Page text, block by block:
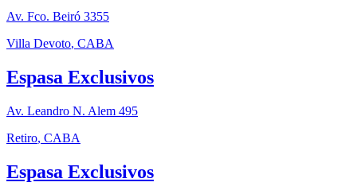
Av. Fco. Beiró 3355
Villa Devoto, CABA
Espasa Exclusivos
Av. Leandro N. Alem 495
Retiro, CABA
Espasa Exclusivos